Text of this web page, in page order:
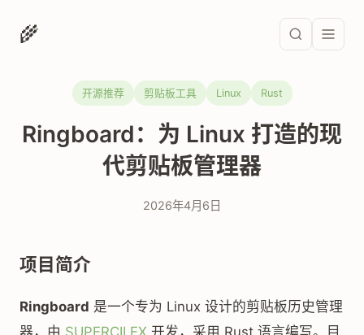
🌾
开源推荐 剪贴板工具 Linux Rust
Ringboard：为 Linux 打造的现
代剪贴板管理器
2026年4月6日
项目简介
Ringboard 是一个专为 Linux 设计的剪贴板历史管理
器，由 SUPERCILEX 开发，采用 Rust 语言编写。目